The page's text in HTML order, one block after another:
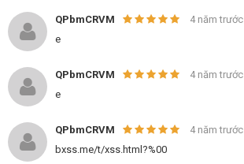
QPbmCRVM 4 năm trước
e
QPbmCRVM 4 năm trước
e
QPbmCRVM 4 năm trước
bxss.me/t/xss.html?%00